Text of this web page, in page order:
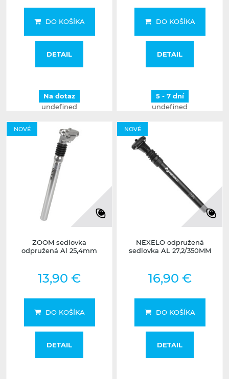
DO KOŠÍKA
DETAIL
Na dotaz
undefined
DO KOŠÍKA
DETAIL
5 - 7 dní
undefined
NOVÉ
ZOOM sedlovka
odpružená Al 25,4mm
13,90 €
DO KOŠÍKA
DETAIL
NOVÉ
NEXELO odpružená
sedlovka AL 27,2/350MM
16,90 €
DO KOŠÍKA
DETAIL